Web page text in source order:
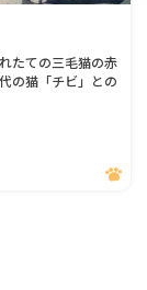
たての三毛猫の赤
の猫「チビ」との